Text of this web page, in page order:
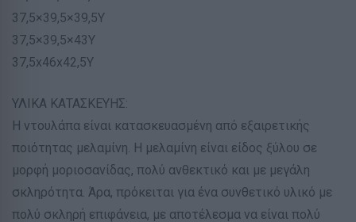
37,5×39,5×39,5Υ
37,5×39,5×43Υ
37,5x46x42,5Υ
ΥΛΙΚΑ ΚΑΤΑΣΚΕΥΗΣ:
Η ντουλάπα είναι κατασκευασμένη από εξαιρετικής
ποιότητας μελαμίνη. Η μελαμίνη είναι είδος ξύλου σε
μορφή μοριοσανίδας, πολύ ανθεκτικό και με μεγάλη
σκληρότητα. Άρα, πρόκειται για ένα συνθετικό υλικό με
πολύ σκληρή επιφάνεια, με αποτέλεσμα να είναι πολύ